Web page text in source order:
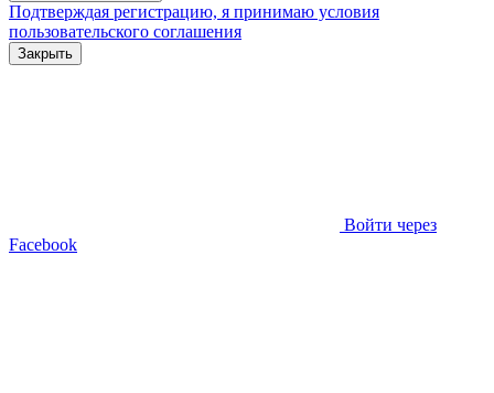
Подтверждая регистрацию, я принимаю условия
пользовательского соглашения
Закрыть
Войти через
Facebook